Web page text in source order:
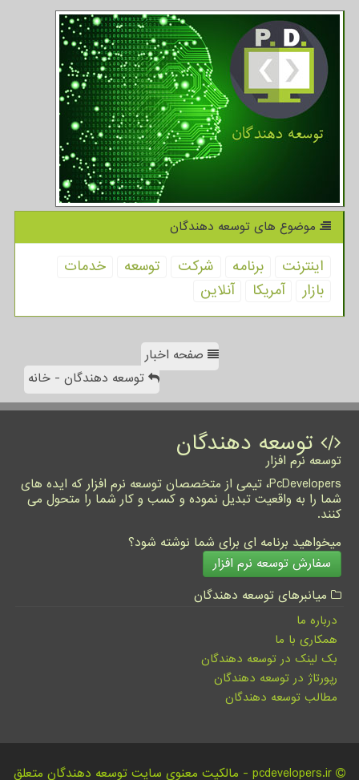
موضوع های توسعه دهندگان
اینترنت برنامه شركت توسعه
خدمات
بازار
آمریكا آنلاین
صفحه اخبار
توسعه دهندگان - خانه
توسعه دهندگان
توسعه نرم افزار
PcDevelopers، تیمی از متخصصان توسعه نرم افزار که ایده های
شما را به واقعیت تبدیل نموده و کسب و کار شما را متحول می
کنند.
میخواهید برنامه ای برای شما نوشته شود؟
سفارش توسعه نرم افزار
میانبرهای توسعه دهندگان
درباره ما
همکاری با ما
بک لینک در توسعه دهندگان
رپورتاژ در توسعه دهندگان
مطالب توسعه دهندگان
pcdevelopers.ir - مالکیت معنوی سایت توسعه دهندگان متعلق